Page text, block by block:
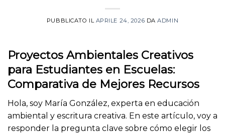
PUBBLICATO IL APRILE 24, 2026 DAADMIN
Proyectos Ambientales Creativos
para Estudiantes en Escuelas:
Comparativa de Mejores Recursos
Hola, soy María González, experta en educación
ambiental y escritura creativa. En este artículo, voy a
responder la pregunta clave sobre cómo elegir los